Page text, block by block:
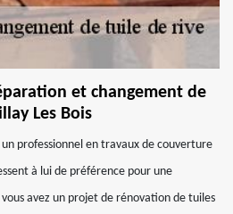
et changement de
Les Bois
un professionnel en travaux de couverture
à lui de préférence pour une
avez un projet de rénovation de tuiles